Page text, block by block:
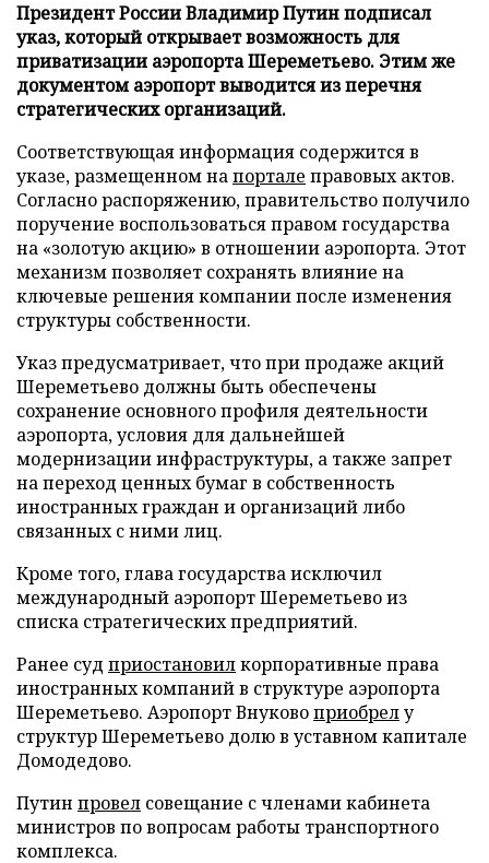
Президент России Владимир Путин подписал
указ, который открывает возможность для
приватизации аэропорта Шереметьево. Этим же
документом аэропорт выводится из перечня
стратегических организаций.
Соответствующая информация содержится в
указе, размещенном напортале правовых актов.
Согласно распоряжению, правительство получило
поручение воспользоваться правом государства
на «золотую акцию» в отношении аэропорта. Этот
механизм позволяет сохранять влияние на
ключевые решения компании после изменения
структуры собственности.
Указ предусматривает, что при продаже акций
Шереметьево должны быть обеспечены
сохранение основного профиля деятельности
аэропорта, условия для дальнейшей
модернизации инфраструктуры, а также запрет
на переход ценных бумаг в собственность
иностранных граждан и организаций либо
связанных с ними лиц.
Кроме того, глава государства исключил
международный аэропорт Шереметьево из
списка стратегических предприятий.
Ранее суд приостановилкорпоративные права
иностранных компаний в структуре аэропорта
Шереметьево. Аэропорт Внуковоприобрелу
структур Шереметьево долю в уставном капитале
Домодедово.
Путин провел совещание с членами кабинета
министров по вопросам работы транспортного
комплекса.